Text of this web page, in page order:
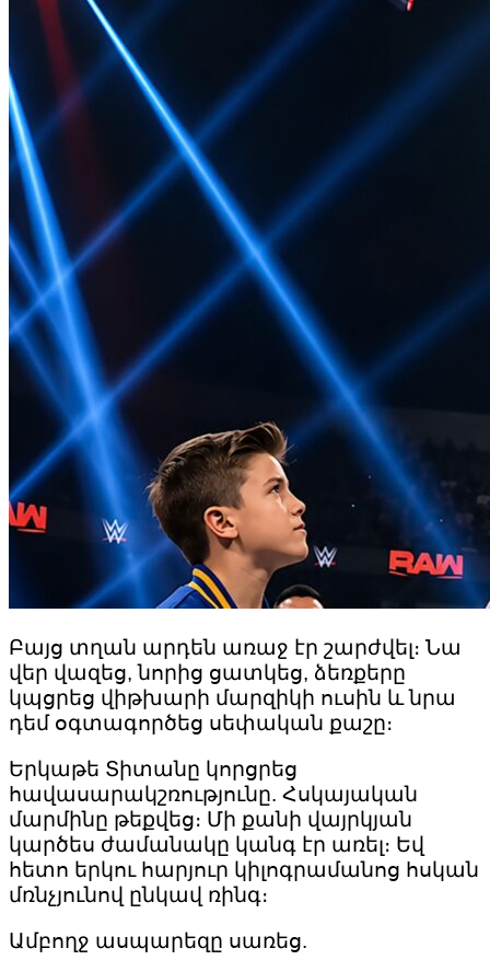
Բայց տղան արդեն առաջ էր շարժվել։ Նա
վեր վազեց, նորից ցատկեց, ձեռքերը
կպցրեց վիթխարի մարզիկի ուսին և նրա
դեմ օգտագործեց սեփական քաշը։
Երկաթե Տիտանը կորցրեց
հավասարակշռությունը. Հսկայական
մարմինը թեքվեց։ Մի քանի վայրկյան
կարծես ժամանակը կանգ էր առել։ Եվ
հետո երկու հարյուր կիլոգրամանոց հսկան
մռնչյունով ընկավ ռինգ։
Ամբողջ ասպարեզը սառեց.